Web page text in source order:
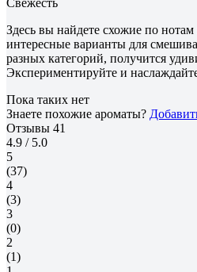
Здесь вы найдете схожие по
интересные варианты для
разных категорий, получится
Экспериментируйте и
Пока таких нет
Знаете похожие ароматы?
Отзывы 41
4.9 / 5.0
5
(37)
4
(3)
3
(0)
2
(1)